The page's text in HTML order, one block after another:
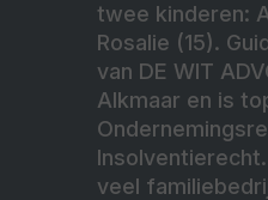
twee kinderen:
Rosalie (15).
van DE WIT
Alkmaar en is
veel